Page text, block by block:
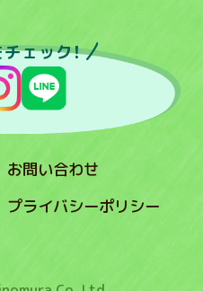
ェック！
お問い合わせ
プライバシーポリシー